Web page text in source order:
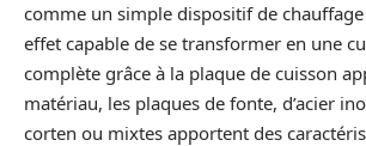
comme un simple dispositif de
effet capable de se transformer en une
complète grâce à la plaque de cuisson
matériau, les plaques de fonte, d’acier
corten ou mixtes apportent des